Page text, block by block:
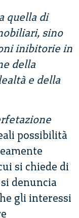
quella di
sino
inibitorie in
della
e della
possibilità
si chiede di
denuncia
gli interessi